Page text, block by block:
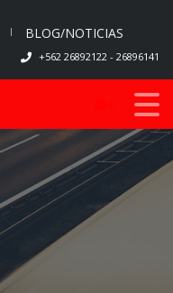
BLOG/NOTICIAS
+562 26892122 - 26896141